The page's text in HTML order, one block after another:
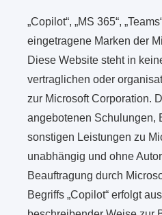
„Copilot“, „MS 365“,
eingetragene Marken der
Diese Website steht in
vertraglichen oder
zur Microsoft Corporation.
angebotenen Schulungen,
sonstigen Leistungen zu
unabhängig und ohne
Beauftragung durch
Begriffs „Copilot“ erfolgt